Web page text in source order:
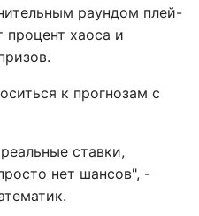
раундом плей-
процент хаоса и
к прогнозам с
ставки,
нет шансов", -